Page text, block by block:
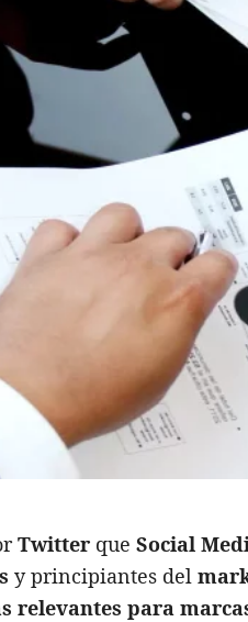
Twitter que Social
y principiantes del
relevantes para